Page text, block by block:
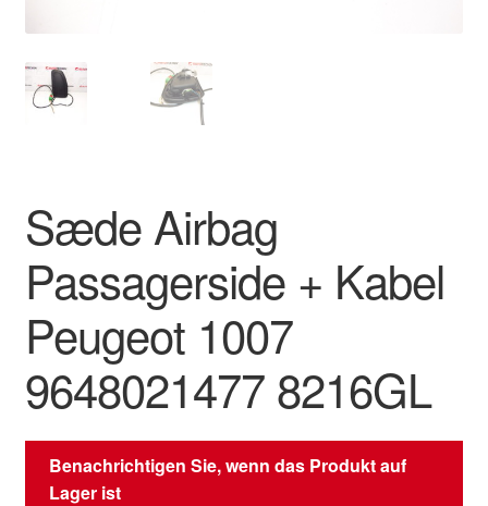
Om os
Sæde Airbag
Passagerside + Kabel
Peugeot 1007
9648021477 8216GL
Benachrichtigen Sie, wenn das Produkt auf
Lager ist